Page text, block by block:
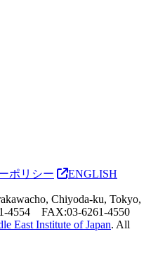
ポリシー ENGLISH
Chiyoda-ku, Tokyo,
4554 FAX:03-6261-4550
East Institute of Japan. All